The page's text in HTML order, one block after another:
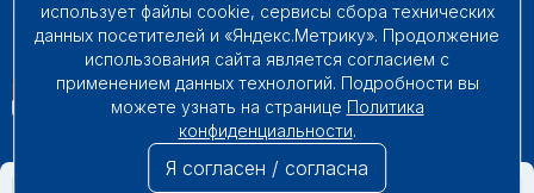
© 2009 – 2026. Все права защищены.
использует файлы cookie, сервисы сбора технических
данных посетителей и «Яндекс.Метрику». Продолжение
использования сайта является согласием с
применением данных технологий. Подробности вы
можете узнать на странице Политика
конфиденциальности.
Я согласен / согласна